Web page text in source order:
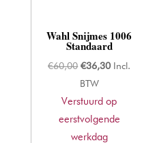
Wahl Snijmes 1006
Standaard
€60,00 Oorspronkelijke
prijs
was:
€60,00.
€36,30Huidige
is:
€36,30.
Incl.
BTW
Verstuurd op
eerstvolgende
werkdag